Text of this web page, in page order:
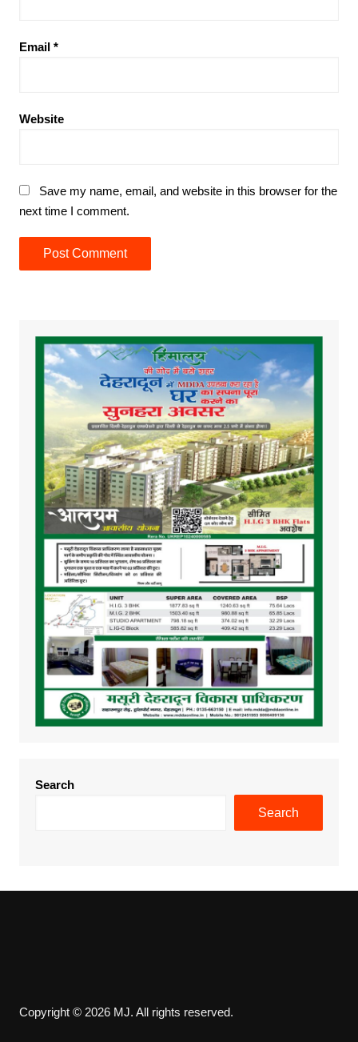
Email *
Website
Save my name, email, and website in this browser for the
next time I comment.
Search
Search
Copyright © 2026 MJ. All rights reserved.